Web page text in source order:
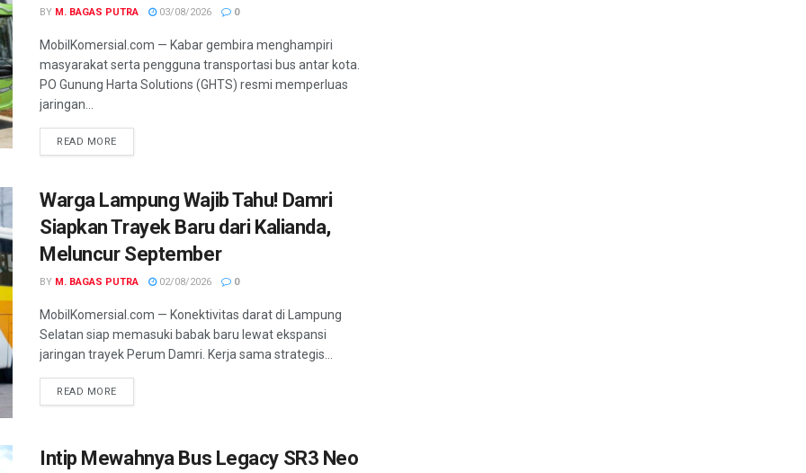
BY M. BAGAS PUTRA 03/08/2026 0
MobilKomersial.com — Kabar gembira menghampiri
masyarakat serta pengguna transportasi bus antar kota.
PO Gunung Harta Solutions (GHTS) resmi memperluas
jaringan...
READ MORE
Warga Lampung Wajib Tahu! Damri
Siapkan Trayek Baru dari Kalianda,
Meluncur September
BY M. BAGAS PUTRA 02/08/2026 0
MobilKomersial.com — Konektivitas darat di Lampung
Selatan siap memasuki babak baru lewat ekspansi
jaringan trayek Perum Damri. Kerja sama strategis...
READ MORE
Intip Mewahnya Bus Legacy SR3 Neo